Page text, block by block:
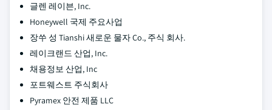
글렌 레이븐, Inc.
Honeywell 국제 주요사업
장쑤 성 Tianshi 새로운 물자 Co., 주식 회사.
레이크랜드 산업, Inc.
채용정보 산업, Inc
포트웨스트 주식회사
Pyramex 안전 제품 LLC